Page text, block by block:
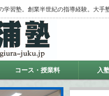
学習塾。創業半世紀の指導経験。大手
コース・授業料 入